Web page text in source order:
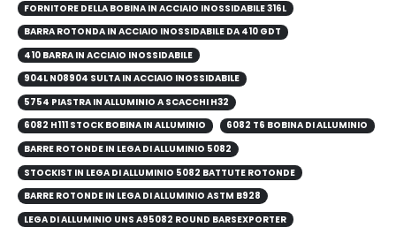
FORNITORE DELLA BOBINA IN ACCIAIO INOSSIDABILE 316L
BARRA ROTONDA IN ACCIAIO INOSSIDABILE DA 410 GDT
410 BARRA IN ACCIAIO INOSSIDABILE
904L N08904 SULTA IN ACCIAIO INOSSIDABILE
5754 PIASTRA IN ALLUMINIO A SCACCHI H32
6082 H111 STOCK BOBINA IN ALLUMINIO
6082 T6 BOBINA DI ALLUMINIO
BARRE ROTONDE IN LEGA DI ALLUMINIO 5082
STOCKIST IN LEGA DI ALLUMINIO 5082 BATTUTE ROTONDE
BARRE ROTONDE IN LEGA DI ALLUMINIO ASTM B928
LEGA DI ALLUMINIO UNS A95082 ROUND BARSEXPORTER